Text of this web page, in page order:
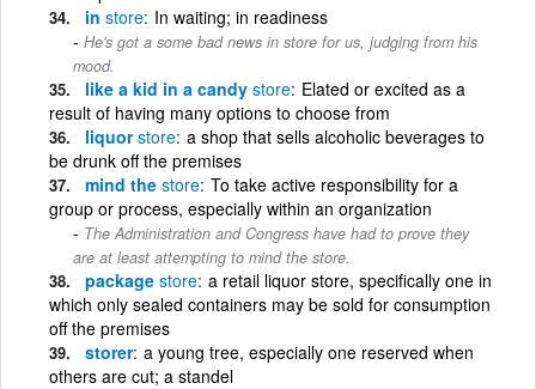
in store In waiting; in readiness
He's got a some bad news in store for us, judging from his
mood.
like a kid in a candy store Elated or excited as a
result of having many options to choose from
liquorstore a shop that sells alcoholic beverages to
be drunk off the premises
mind the store To take active responsibility for a
group or process, especially within an organization
The Administration and Congress have had to prove they
are at least attempting to mind the store.
package store a retail liquor store, specifically one in
which only sealed containers may be sold for consumption
off the premises
storer a young tree, especially one reserved when
others are cut; a standel